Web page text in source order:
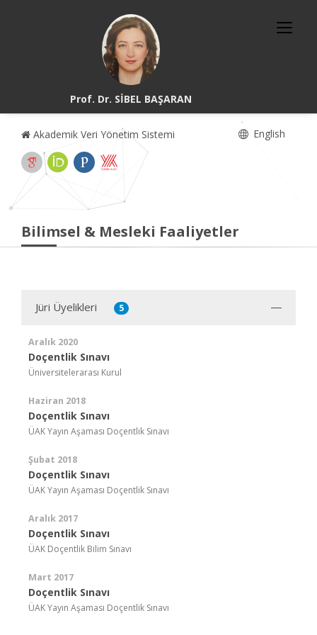
Prof. Dr. SİBEL BAŞARAN
Akademik Veri Yönetim Sistemi English
Bilimsel & Mesleki Faaliyetler
Jüri Üyelikleri 5
Aralık 2020
Doçentlik Sınavı
Üniversitelerarası Kurul
Haziran 2018
Doçentlik Sınavı
ÜAK Yayın Aşaması Doçentlik Sınavı
Şubat 2018
Doçentlik Sınavı
ÜAK Yayın Aşaması Doçentlik Sınavı
Aralık 2017
Doçentlik Sınavı
ÜAK Doçentlik Bilim Sınavı
Mart 2017
Doçentlik Sınavı
ÜAK Yayın Aşaması Doçentlik Sınavı